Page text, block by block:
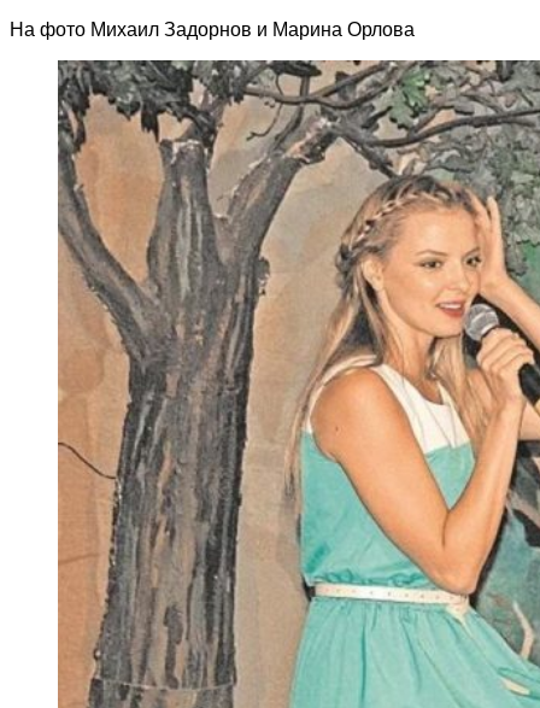
На фото Михаил Задорнов и Марина Орлова